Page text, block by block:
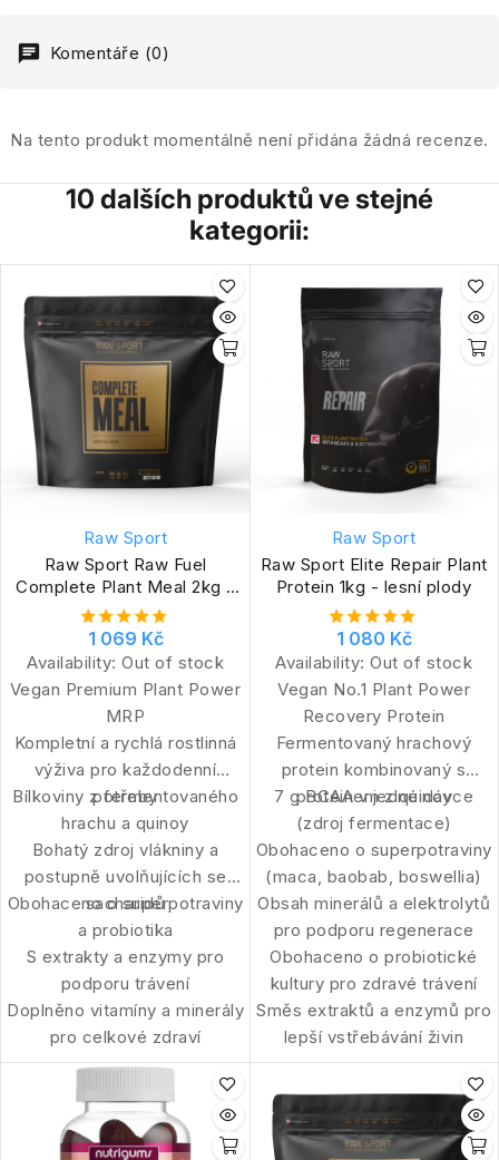
Komentáře (0)
Na tento produkt momentálně není přidána žádná recenze.
10 dalších produktů ve stejné
kategorii:
Raw Sport
Raw Sport Raw Fuel
Complete Plant Meal 2kg -
vanilla
1 069 Kč
Availability: Out of stock
Vegan Premium Plant Power
MRP
Kompletní a rychlá rostlinná
výživa pro každodenní
potřeby
Bílkoviny z fermentovaného
hrachu a quinoy
Bohatý zdroj vlákniny a
postupně uvolňujících se
sacharidů
Obohaceno o superpotraviny
a probiotika
S extrakty a enzymy pro
podporu trávení
Doplněno vitamíny a minerály
pro celkové zdraví
Raw Sport
Raw Sport Elite Repair Plant
Protein 1kg - lesní plody
1 080 Kč
Availability: Out of stock
Vegan No.1 Plant Power
Recovery Protein
Fermentovaný hrachový
protein kombinovaný s
proteinem z quinoy
7 g BCAA v jedné dávce
(zdroj fermentace)
Obohaceno o superpotraviny
(maca, baobab, boswellia)
Obsah minerálů a elektrolytů
pro podporu regenerace
Obohaceno o probiotické
kultury pro zdravé trávení
Směs extraktů a enzymů pro
lepší vstřebávání živin